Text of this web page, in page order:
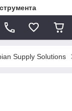
Supply Solutions